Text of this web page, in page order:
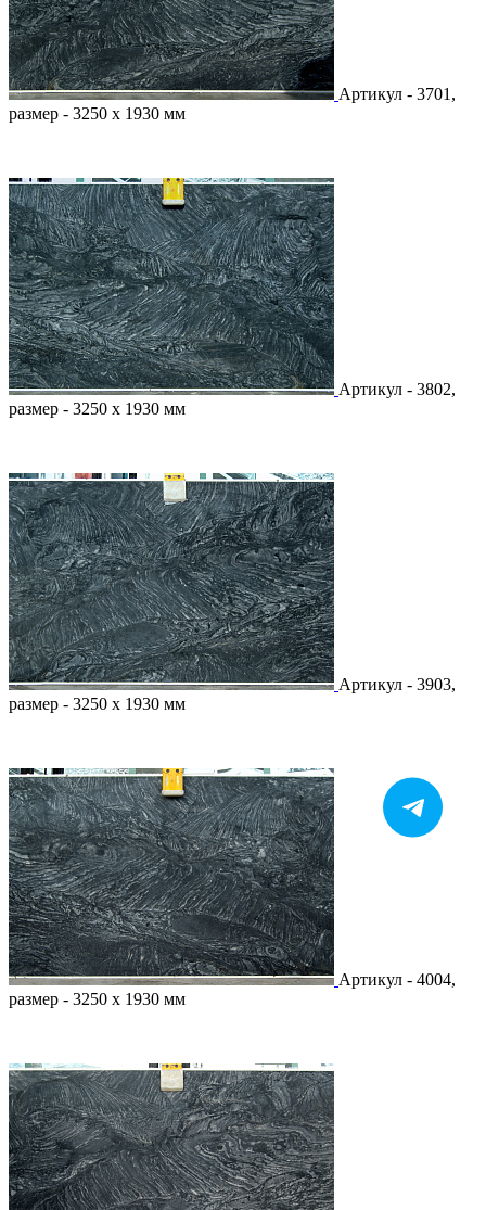
Артикул - 3701,
размер - 3250 х 1930 мм
Артикул - 3802,
размер - 3250 х 1930 мм
Артикул - 3903,
размер - 3250 х 1930 мм
Артикул - 4004,
размер - 3250 х 1930 мм